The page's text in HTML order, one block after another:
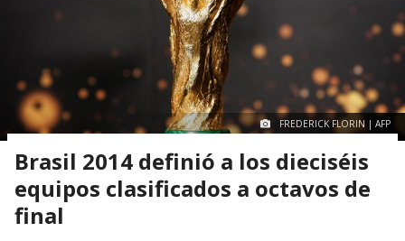
FREDERICK FLORIN | AFP
Brasil 2014 definió a los dieciséis
equipos clasificados a octavos de
final